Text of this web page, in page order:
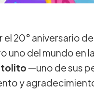
el 20° aniversario de
uno del mundo en
—uno de sus
y